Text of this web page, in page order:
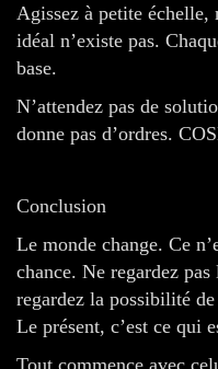
Agissez à petite
idéal n’existe pas.
base.
N’attendez pas de
donne pas d’ordres.
Conclusion
Le monde change. Ce
chance. Ne regardez
regardez la possibilité
Le présent, c’est ce qui
Tout commence avec